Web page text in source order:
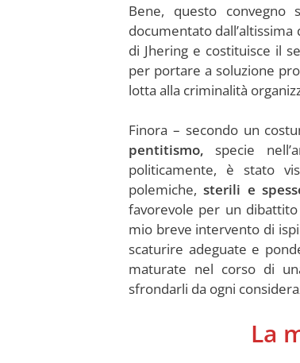
Bene, questo
documentato
di Jhering e costituisce il
per portare a soluzione
lotta alla criminalità
Finora – secondo un
pentitismo, specie
politicamente, è stato
polemiche,sterili e
favorevole per un
mio breve intervento di
scaturire adeguate e
maturate nel corso di
sfrondarli da ogni
La